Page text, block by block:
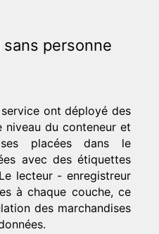
personne
ont déployé des
niveau du conteneur et
placées dans le
avec des étiquettes
lecteur - enregistreur
à chaque couche, ce
des marchandises